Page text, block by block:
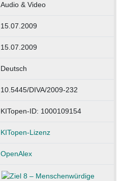
Audio & Video
15.07.2009
15.07.2009
Deutsch
10.5445/DIVA/2009-232
KITopen-ID: 1000109154
KITopen-Lizenz
OpenAlex